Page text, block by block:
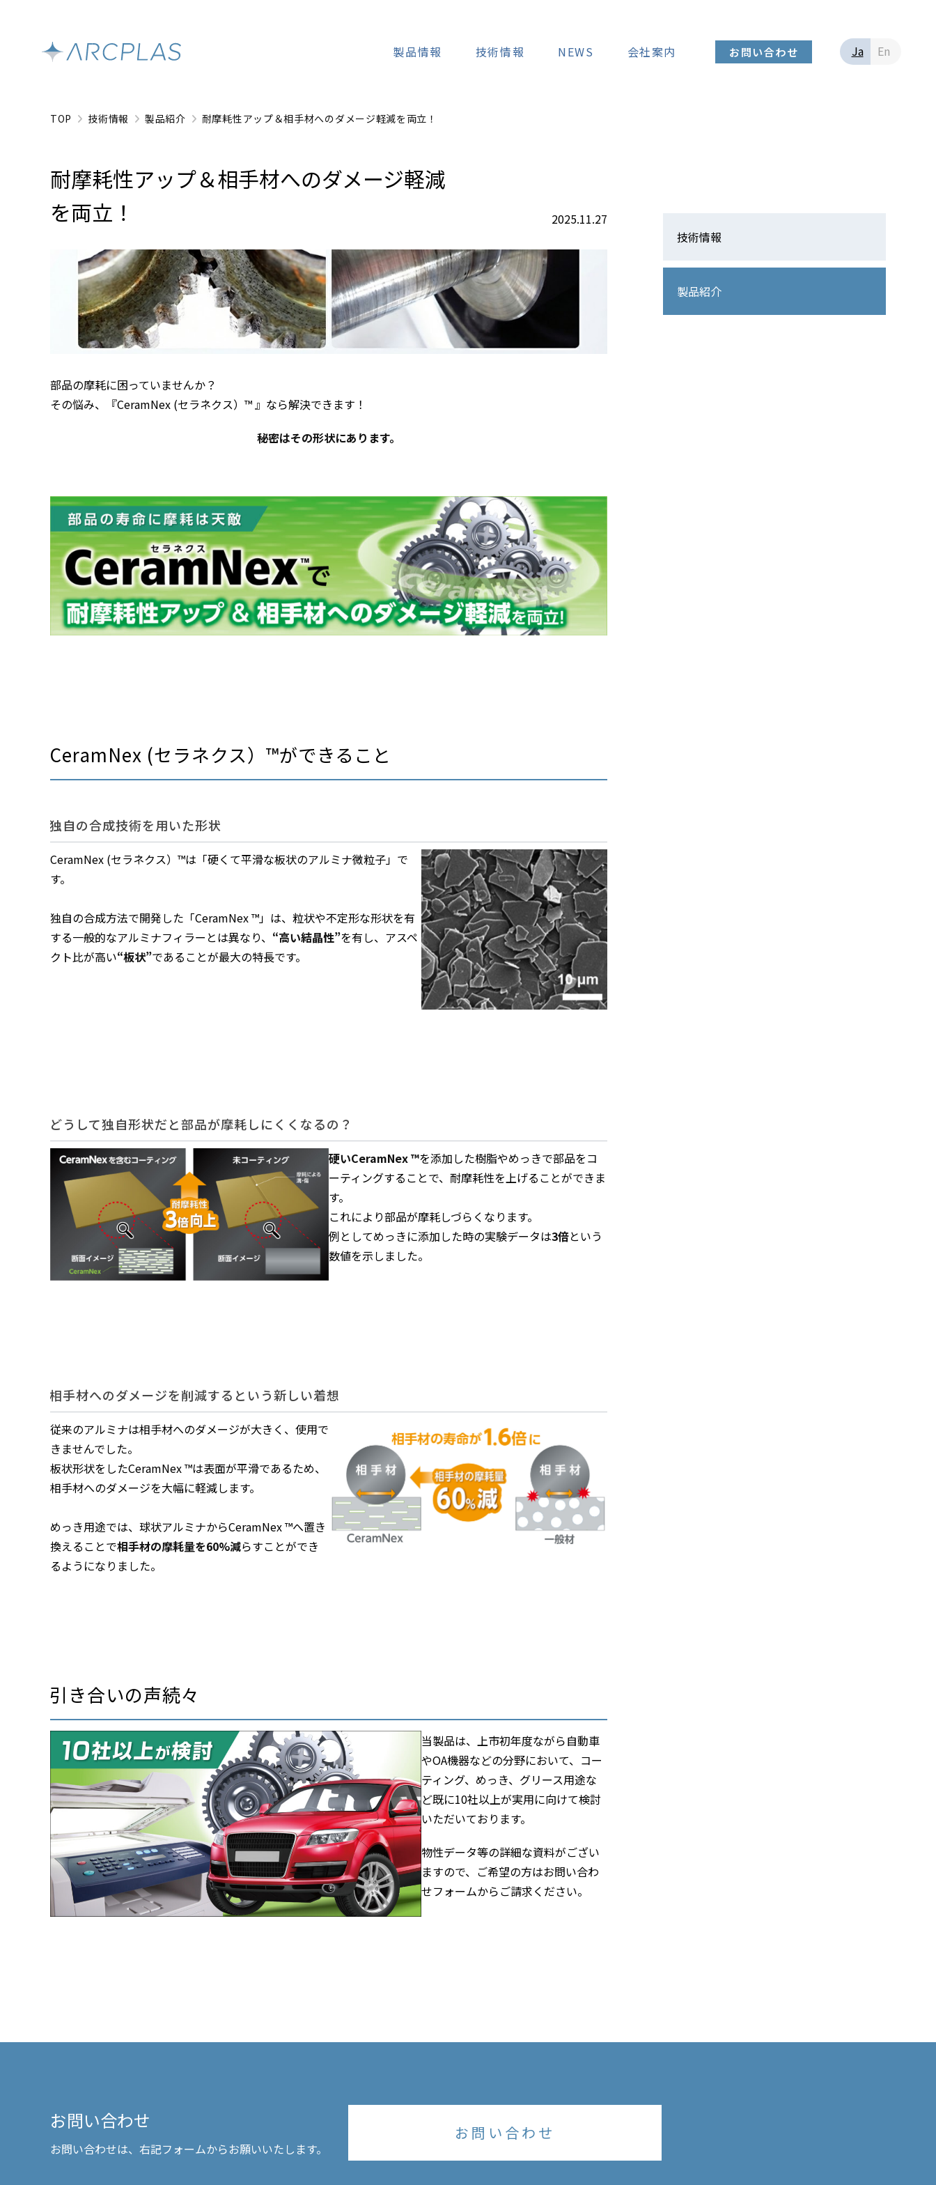
製品情報 技術情報 NEWS 会社案内 お問い合わせ En
Ja
TOP 技術情報 製品紹介 耐摩耗性アップ＆相手材へのダメージ軽減を両立！
耐摩耗性アップ＆相手材へのダメージ軽減
を両立！
2025.11.27
部品の摩耗に困っていませんか？
その悩み、『CeramNex (セラネクス）™ 』なら解決できます！
秘密はその形状にあります。
CeramNex (セラネクス）™ができること
独自の合成技術を用いた形状
CeramNex (セラネクス）™は「硬くて平滑な板状のアルミナ微粒子」で
す。
独自の合成方法で開発した「CeramNex ™」は、粒状や不定形な形状を有
する一般的なアルミナフィラーとは異なり、 “高い結晶性”を有し、アスペ
クト比が高い“板状”であることが最大の特長です。
どうして独自形状だと部品が摩耗しにくくなるの？
硬いCeramNex ™を添加した樹脂やめっきで部品をコ
ーティングすることで、耐摩耗性を上げることができま
す。
これにより部品が摩耗しづらくなります。
例としてめっきに添加した時の実験データは3倍という
数値を示しました。
相手材へのダメージを削減するという新しい着想
従来のアルミナは相手材へのダメージが大きく、使用で
きませんでした。
板状形状をしたCeramNex ™は表面が平滑であるため、
相手材へのダメージを大幅に軽減します。
めっき用途では、球状アルミナからCeramNex ™へ置き
換えることで相手材の摩耗量を60%減らすことができ
るようになりました。
引き合いの声続々
当製品は、上市初年度ながら自動車
やOA機器などの分野において、コー
ティング、めっき、グリース用途な
ど既に10社以上が実用に向けて検討
いただいております。
物性データ等の詳細な資料がござい
ますので、ご希望の方はお問い合わ
せフォームからご請求ください。
技術情報
製品紹介
お問い合わせ
お問い合わせは、右記フォームからお願いいたします。
お問い合わせ